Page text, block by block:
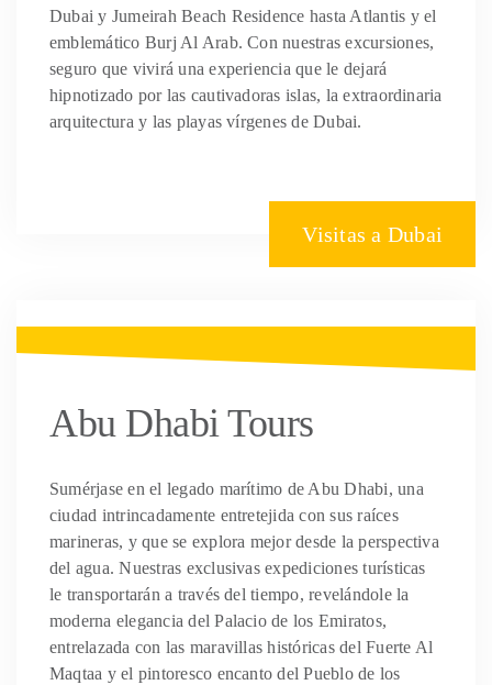
Dubai y Jumeirah Beach Residence hasta Atlantis y el
emblemático Burj Al Arab. Con nuestras excursiones,
seguro que vivirá una experiencia que le dejará
hipnotizado por las cautivadoras islas, la extraordinaria
arquitectura y las playas vírgenes de Dubai.
Visitas a Dubai
Abu Dhabi Tours
Sumérjase en el legado marítimo de Abu Dhabi, una
ciudad intrincadamente entretejida con sus raíces
marineras, y que se explora mejor desde la perspectiva
del agua. Nuestras exclusivas expediciones turísticas
le transportarán a través del tiempo, revelándole la
moderna elegancia del Palacio de los Emiratos,
entrelazada con las maravillas históricas del Fuerte Al
Maqtaa y el pintoresco encanto del Pueblo de los